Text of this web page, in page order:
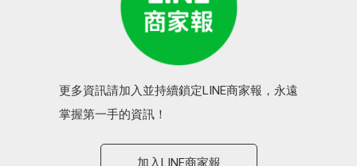
更多資訊請加入並持續鎖定LINE商家報，永遠
掌握第一手的資訊！
加入LINE商家報